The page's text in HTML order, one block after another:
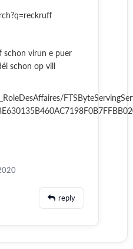
schon virun e puer
schon op vill
reply